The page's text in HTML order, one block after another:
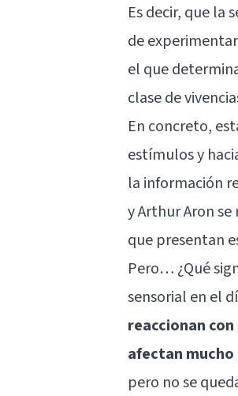
Es decir, que la
de
el que
clase de
En concreto,
estímulos y
la información
y Arthur Aron
que presentan
Pero… ¿Qué
sensorial en el
reaccionan
afectan
pero no se